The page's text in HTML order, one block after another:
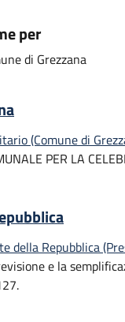
per
di Grezzana
(Comune di
PER LA
della Repubblica
e la